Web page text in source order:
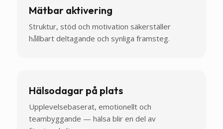
Mätbar aktivering
Struktur, stöd och motivation säkerställer
hållbart deltagande och synliga framsteg.
Hälsodagar på plats
Upplevelsebaserat, emotionellt och
teambyggande — hälsa blir en del av